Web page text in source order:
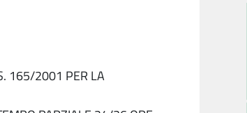
165/2001 PER LA